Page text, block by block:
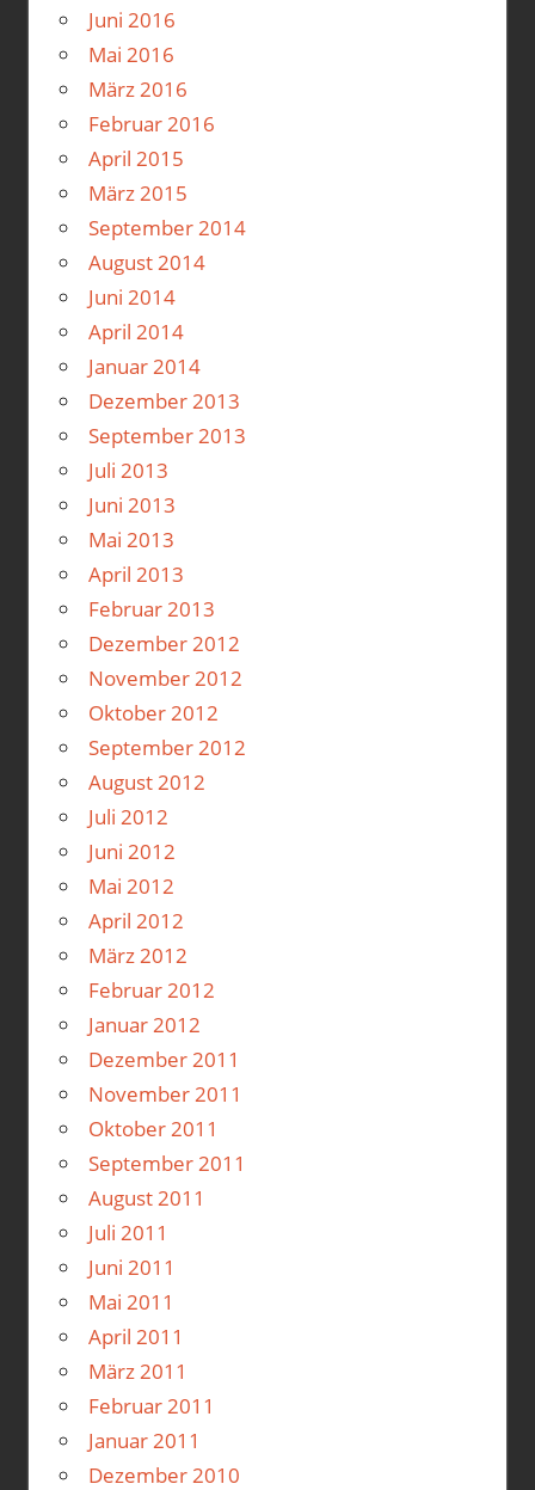
Juni 2016
Mai 2016
März 2016
Februar 2016
April 2015
März 2015
September 2014
August 2014
Juni 2014
April 2014
Januar 2014
Dezember 2013
September 2013
Juli 2013
Juni 2013
Mai 2013
April 2013
Februar 2013
Dezember 2012
November 2012
Oktober 2012
September 2012
August 2012
Juli 2012
Juni 2012
Mai 2012
April 2012
März 2012
Februar 2012
Januar 2012
Dezember 2011
November 2011
Oktober 2011
September 2011
August 2011
Juli 2011
Juni 2011
Mai 2011
April 2011
März 2011
Februar 2011
Januar 2011
Dezember 2010